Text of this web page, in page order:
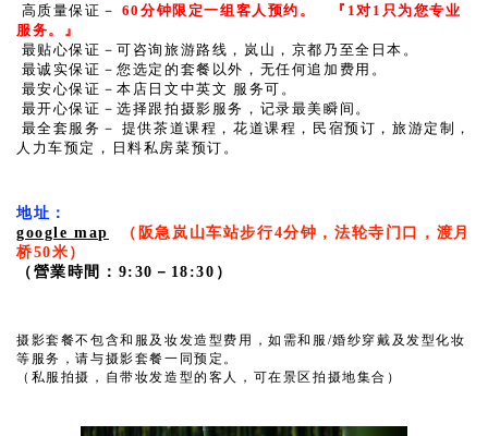
高质量保证－ 60分钟限定一组客人预约。 『1对1只为您专业
服务。』
最贴心保证－可咨询旅游路线，岚山，京都乃至全日本。
最诚实保证－您选定的套餐以外，无任何追加费用。
最安心保证 －本店日文中英文 服务可。
最开心保证－选择跟拍摄影服务，记录最美瞬间。
最全套服务－ 提供茶道课程，花道课程，民宿预订，旅游定制，
人力车预定，日料私房菜预订。
地址：
google map
（阪急岚山车站步行4分钟，法轮寺门口，渡月
桥50米）
（營業時間：9:30－18:30）
摄影套餐不包含和服及妆发造型费用，如需和服/婚纱穿戴及发型化妆
等服务，请与摄影套餐一同预定。
（私服拍摄，自带妆发造型的客人，可在景区拍摄地集合）